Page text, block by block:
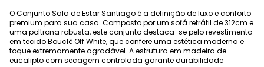
O Conjunto Sala de Estar Santiago é a definição de luxo e conforto
premium para sua casa. Composto por um sofá retrátil de 312cm e
uma poltrona robusta, este conjunto destaca-se pelo revestimento
em tecido Bouclê Off White, que confere uma estética moderna e
toque extremamente agradável. A estrutura em madeira de
eucalipto com secagem controlada garante durabilidade